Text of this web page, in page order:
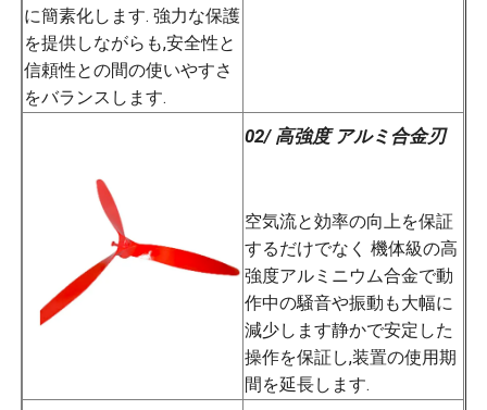
に簡素化します. 強力な保護
を提供しながらも,安全性と
信頼性との間の使いやすさ
をバランスします.
02/ 高強度 アルミ合金刃
空気流と効率の向上を保証
するだけでなく 機体級の高
強度アルミニウム合金で動
作中の騒音や振動も大幅に
減少します静かで安定した
操作を保証し,装置の使用期
間を延長します.